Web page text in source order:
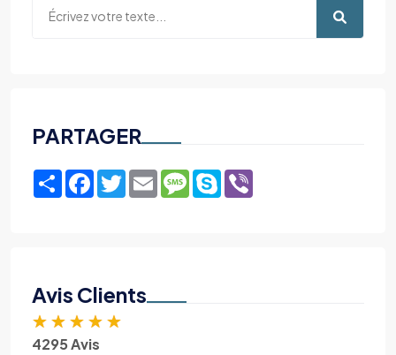
PARTAGER
ShareFacebook
TwitterEmailMessage
Skype
Avis Clients
★ ★ ★ ★ ★
4295 Avis